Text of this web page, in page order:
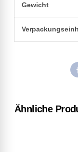
Gewicht
Ähnliche